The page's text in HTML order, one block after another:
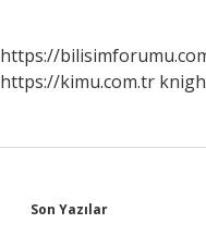
https://
https://kimu.com.tr
Sidebar
Son Yazılar